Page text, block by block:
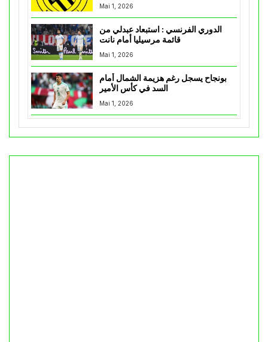
Mai 1, 2026
الدوري الفرنسي : استبعاد عبدلي من
قائمة مرسيليا أمام نانت
Mai 1, 2026
بونجاح يسجل رغم هزيمة الشمال أمام
السد في كأس الأمير
Mai 1, 2026